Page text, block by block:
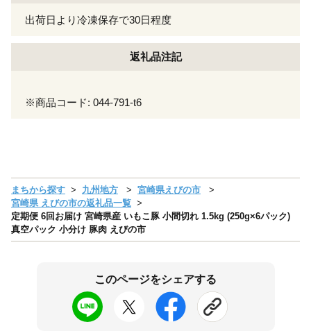
出荷日より冷凍保存で30日程度
返礼品注記
※商品コード: 044-791-t6
まちから探す 九州地方
宮崎県えびの市
宮崎県 えびの市の返礼品一覧
定期便 6回お届け 宮崎県産 いもこ豚 小間切れ 1.5kg (250g×6パック)
真空パック 小分け 豚肉 えびの市
このページをシェアする